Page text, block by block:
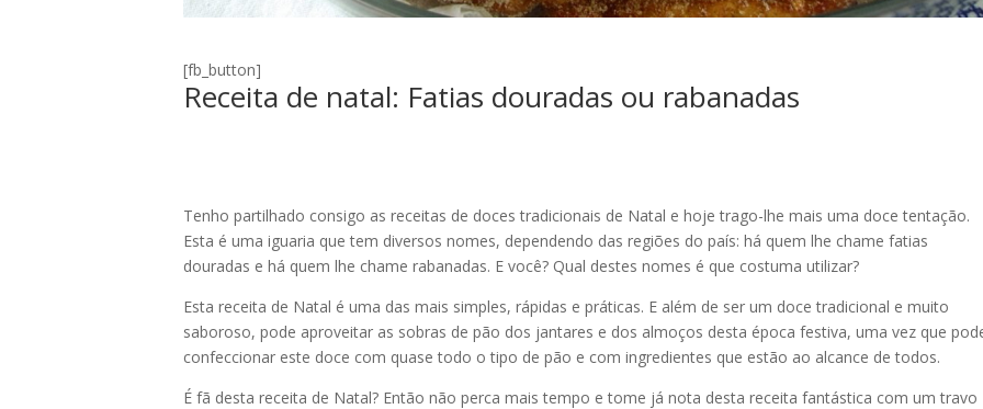
[fb_button]
Receita de natal: Fatias douradas ou rabanadas
Tenho partilhado consigo as receitas de doces tradicionais de Natal e hoje trago-lhe mais uma doce tentação.
Esta é uma iguaria que tem diversos nomes, dependendo das regiões do país: há quem lhe chame fatias
douradas e há quem lhe chame rabanadas. E você? Qual destes nomes é que costuma utilizar?
Esta receita de Natal é uma das mais simples, rápidas e práticas. E além de ser um doce tradicional e muito
saboroso, pode aproveitar as sobras de pão dos jantares e dos almoços desta época festiva, uma vez que
confeccionar este doce com quase todo o tipo de pão e com ingredientes que estão ao alcance de todos.
É fã desta receita de Natal? Então não perca mais tempo e tome já nota desta receita fantástica com um travo